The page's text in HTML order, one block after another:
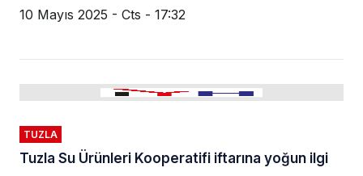
10 Mayıs 2025 - Cts - 17:32
TUZLA
Tuzla Su Ürünleri Kooperatifi iftarına yoğun ilgi